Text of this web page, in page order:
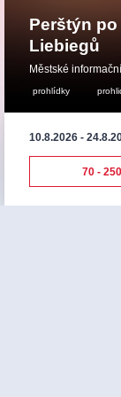
Perštýn
Liebiegů
Městské
prohlídky
10.8.2026 -
70 -